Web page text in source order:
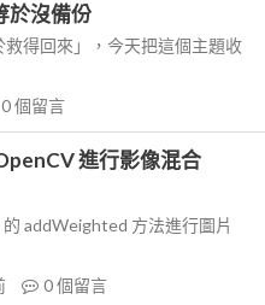
於沒備份
得回來」，今天把這個主題收
0個留言
進行影像混合
addWeighted 方法進行圖片
0個留言